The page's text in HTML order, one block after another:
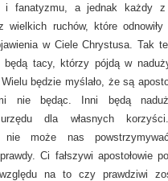
i fanatyzmu, a jednak każdy
wielkich ruchów, które odnowiły
w Ciele Chrystusa. Tak
będą tacy, którzy pójdą w
będzie myślało, że są
nie będąc. Inni będą
dla własnych
nie może nas
Ci fałszywi apostołowie
na to czy prawdziwi